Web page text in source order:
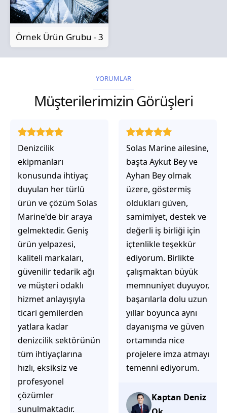
Örnek Ürün Grubu - 3
YORUMLAR
Müşterilerimizin Görüşleri
Solas Marine ailesine,
başta Aykut Bey ve
Ayhan Bey olmak
üzere, göstermiş
oldukları güven,
samimiyet, destek ve
değerli iş birliği için
içtenlikle teşekkür
ediyorum. Birlikte
çalışmaktan büyük
memnuniyet duyuyor,
başarılarla dolu uzun
yıllar boyunca aynı
dayanışma ve güven
ortamında nice
projelere imza atmayı
temenni ediyorum.
Kaptan Deniz
Solas Marine ile
çalıştığınızda,
işlerinin gerçekten
çözüm üretmeye
odaklı olduğunu
hemen fark
ediyorsunuz.
İhtiyaçlarınıza hızlı ve
doğru çözümler
sunmaya çalışıyorlar.
Müşteri
memnuniyetini ön
planda tutan
yaklaşımları, ilgili
iletişimleri ve
güvenilir hizmet
anlayışları sayesinde
başarılı bir ekip
olduklarını